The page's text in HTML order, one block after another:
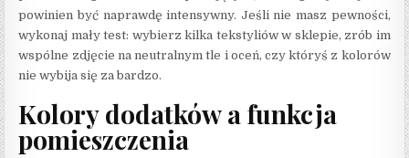
powinien być naprawdę intensywny. Jeśli nie masz pewności,
wykonaj mały test: wybierz kilka tekstyliów w sklepie, zrób im
wspólne zdjęcie na neutralnym tle i oceń, czy któryś z kolorów
nie wybija się za bardzo.
Kolory dodatków a funkcja
pomieszczenia